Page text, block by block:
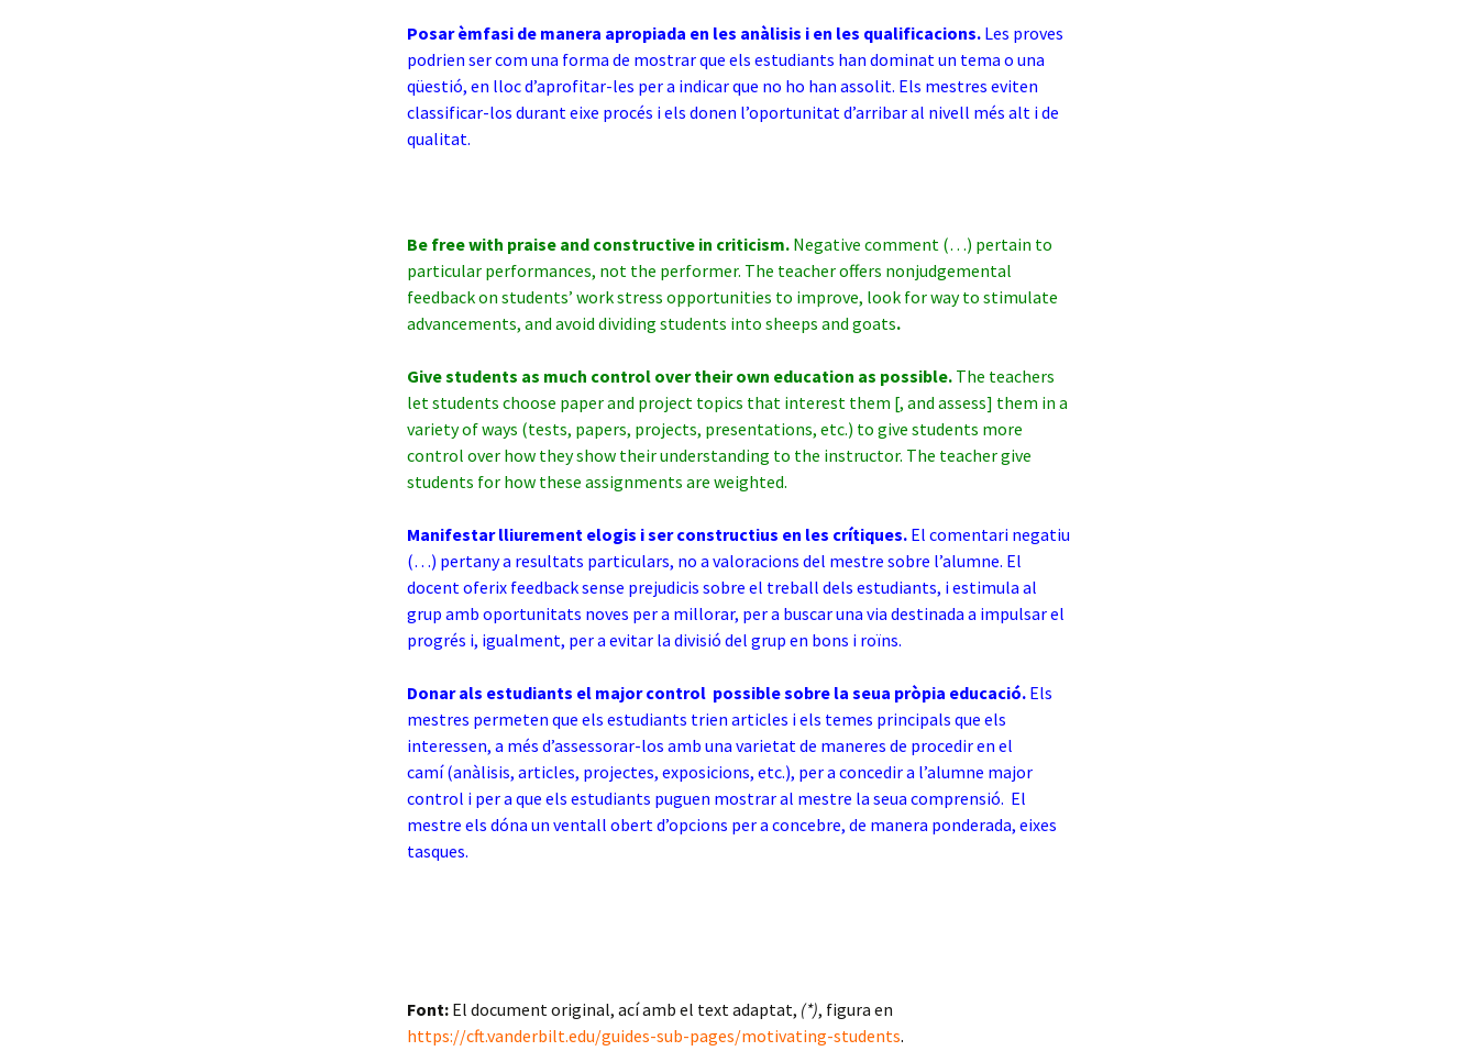
Posar èmfasi de manera apropiada en les anàlisis i en les qualificacions. Les proves
podrien ser com una forma de mostrar que els estudiants han dominat un tema o una
qüestió, en lloc d’aprofitar-les per a indicar que no ho han assolit. Els mestres eviten
classificar-los durant eixe procés i els donen l’oportunitat d’arribar al nivell més alt i de
qualitat.
Be free with praise and constructive in criticism. Negative comment (…) pertain to
particular performances, not the performer. The teacher offers nonjudgemental
feedback on students’ work stress opportunities to improve, look for way to stimulate
advancements, and avoid dividing students into sheeps and goats.
Give students as much control over their own education as possible. The teachers
let students choose paper and project topics that interest them [, and assess] them in a
variety of ways (tests, papers, projects, presentations, etc.) to give students more
control over how they show their understanding to the instructor. The teacher give
students for how these assignments are weighted.
Manifestar lliurement elogis i ser constructius en les crítiques. El comentari negatiu
(…) pertany a resultats particulars, no a valoracions del mestre sobre l’alumne. El
docent oferix feedback sense prejudicis sobre el treball dels estudiants, i estimula al
grup amb oportunitats noves per a millorar, per a buscar una via destinada a impulsar el
progrés i, igualment, per a evitar la divisió del grup en bons i roïns.
Donar als estudiants el major control possible sobre la seua pròpia educació. Els
mestres permeten que els estudiants trien articles i els temes principals que els
interessen, a més d’assessorar-los amb una varietat de maneres de procedir en el
camí (anàlisis, articles, projectes, exposicions, etc.), per a concedir a l’alumne major
control i per a que els estudiants puguen mostrar al mestre la seua comprensió. El
mestre els dóna un ventall obert d’opcions per a concebre, de manera ponderada, eixes
tasques.
Font: El document original, ací amb el text adaptat, (*), figura en
https://cft.vanderbilt.edu/guides-sub-pages/motivating-students.